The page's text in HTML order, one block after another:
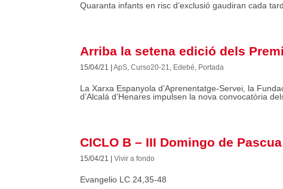
Quaranta infants en risc d’exclusió gaudiran cada
Arriba la setena edició dels
15/04/21 |ApS,Curso20-21, Edebé, Portada
La Xarxa Espanyola d’Aprenentatge-Servei, la
d’Alcalá d’Henares impulsen la nova convocatòria
CICLO B – III Domingo de Pascua
15/04/21 |Vivir a fondo
Evangelio LC 24,35-48